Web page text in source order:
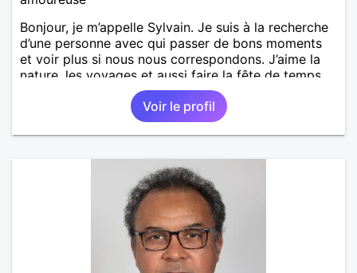
Bonjour, je m’appelle Sylvain. Je suis à la recherche
d’une personne avec qui passer de bons moments
et voir plus si nous nous correspondons. J’aime la
nature, les voyages et aussi faire la fête de temps
en temps ;-)Je suis papa d’un petit garçon de 7 ans
dont je m’occupe en garde alternée. J’aime à peu
près tous les styles de musique. (Oui je suis pas
trop fan de Jul). Je fais du sport pour garder la
pense en tout cas 😂)
Voir le profil